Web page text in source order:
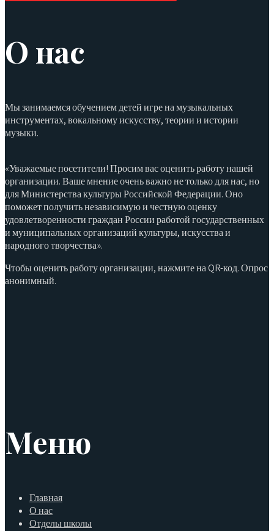
О нас
Мы занимаемся обучением детей игре на музыкальных
инструментах, вокальному искусству, теории и истории
музыки.
«Уважаемые посетители! Просим вас оценить работу нашей
организации. Ваше мнение очень важно не только для нас, но
для Министерства культуры Российской Федерации. Оно
поможет получить независимую и честную оценку
удовлетворенности граждан России работой государственных
и муниципальных организаций культуры, искусства и
народного творчества».
Чтобы оценить работу организации, нажмите на QR-код. Опрос
анонимный.
Меню
Главная
О нас
Отделы школы